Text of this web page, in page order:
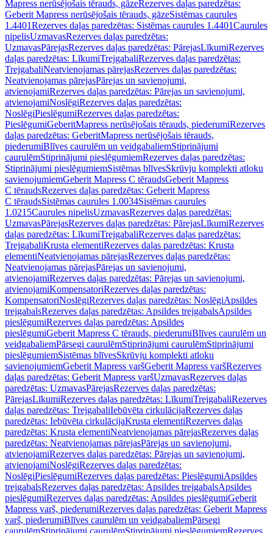
Mapress nerūsējošais tērauds, gāzeRezerves daļas paredzētas:
Geberit Mapress nerūsējošais tērauds, gāzeSistēmas caurules
1.4401Rezerves daļas paredzētas: Sistēmas caurules 1.4401Caurules
nipelisUzmavasRezerves daļas paredzētas:
UzmavasPārejasRezerves daļas paredzētas: PārejasLīkumiRezerves
daļas paredzētas: LīkumiTrejgabaliRezerves daļas paredzētas:
TrejgabaliNeatvienojamas pārejasRezerves daļas paredzētas:
Neatvienojamas pārejasPārejas un savienojumi,
atvienojamiRezerves daļas paredzētas: Pārejas un savienojumi,
atvienojamiNoslēgiRezerves daļas paredzētas:
NoslēgiPieslēgumiRezerves daļas paredzētas:
PieslēgumiGeberitMapress nerūsējošais tērauds, piederumiRezerves
daļas paredzētas: GeberitMapress nerūsējošais tērauds,
piederumiBlīves caurulēm un veidgabaliemStiprinājumi
caurulēmStiprinājumi pieslēgumiemRezerves daļas paredzētas:
Stiprinājumi pieslēgumiemSistēmas blīvesSkrūvju komplekti atloku
savienojumiemGeberit Mapress C tēraudsGeberit Mapress
C tēraudsRezerves daļas paredzētas: Geberit Mapress
C tēraudsSistēmas caurules 1.0034Sistēmas caurules
1.0215Caurules nipelisUzmavasRezerves daļas paredzētas:
UzmavasPārejasRezerves daļas paredzētas: PārejasLīkumiRezerves
daļas paredzētas: LīkumiTrejgabaliRezerves daļas paredzētas:
TrejgabaliKrusta elementiRezerves daļas paredzētas: Krusta
elementiNeatvienojamas pārejasRezerves daļas paredzētas:
Neatvienojamas pārejasPārejas un savienojumi,
atvienojamiRezerves daļas paredzētas: Pārejas un savienojumi,
atvienojamiKompensatoriRezerves daļas paredzētas:
KompensatoriNoslēgiRezerves daļas paredzētas: NoslēgiApsildes
trejgabalsRezerves daļas paredzētas: Apsildes trejgabalsApsildes
pieslēgumiRezerves daļas paredzētas: Apsildes
pieslēgumiGeberit Mapress C tērauds, piederumiBlīves caurulēm un
veidgabaliemPārsegi caurulēmStiprinājumi caurulēmStiprinājumi
pieslēgumiemSistēmas blīvesSkrūvju komplekti atloku
savienojumiemGeberit Mapress varšGeberit Mapress varšRezerves
daļas paredzētas: Geberit Mapress varšUzmavasRezerves daļas
paredzētas: UzmavasPārejasRezerves daļas paredzētas:
PārejasLīkumiRezerves daļas paredzētas: LīkumiTrejgabaliRezerves
daļas paredzētas: TrejgabaliIebūvēta cirkulācijaRezerves daļas
paredzētas: Iebūvēta cirkulācijaKrusta elementiRezerves daļas
paredzētas: Krusta elementiNeatvienojamas pārejasRezerves daļas
paredzētas: Neatvienojamas pārejasPārejas un savienojumi,
atvienojamiRezerves daļas paredzētas: Pārejas un savienojumi,
atvienojamiNoslēgiRezerves daļas paredzētas:
NoslēgiPieslēgumiRezerves daļas paredzētas: PieslēgumiApsildes
trejgabalsRezerves daļas paredzētas: Apsildes trejgabalsApsildes
pieslēgumiRezerves daļas paredzētas: Apsildes pieslēgumiGeberit
Mapress varš, piederumiRezerves daļas paredzētas: Geberit Mapress
varš, piederumiBlīves caurulēm un veidgabaliemPārsegi
caurulēmStiprinājumi caurulēmStiprinājumi pieslēgumiemRezerves